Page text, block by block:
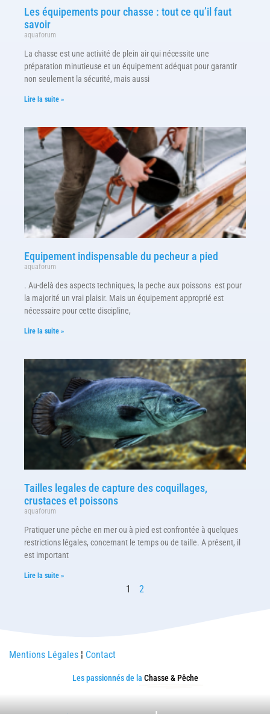
Les équipements pour chasse : tout ce qu’il faut
savoir
aquaforum
La chasse est une activité de plein air qui nécessite une
préparation minutieuse et un équipement adéquat pour garantir
non seulement la sécurité, mais aussi
Lire la suite »
Equipement indispensable du pecheur a pied
aquaforum
. Au-delà des aspects techniques, la peche aux poissons est pour
la majorité un vrai plaisir. Mais un équipement approprié est
nécessaire pour cette discipline,
Lire la suite »
Tailles legales de capture des coquillages,
crustaces et poissons
aquaforum
Pratiquer une pêche en mer ou à pied est confrontée à quelques
restrictions légales, concernant le temps ou de taille. A présent, il
est important
Lire la suite »
1 2
Mentions Légales ¦ Contact
Les passionnés de la Chasse & Pêche